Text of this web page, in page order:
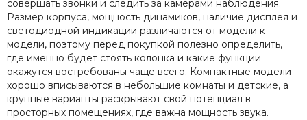
совершать звонки и следить за камерами наблюдения.
Размер корпуса, мощность динамиков, наличие дисплея и
светодиодной индикации различаются от модели к
модели, поэтому перед покупкой полезно определить,
где именно будет стоять колонка и какие функции
окажутся востребованы чаще всего. Компактные модели
хорошо вписываются в небольшие комнаты и детские, а
крупные варианты раскрывают свой потенциал в
просторных помещениях, где важна мощность звука.